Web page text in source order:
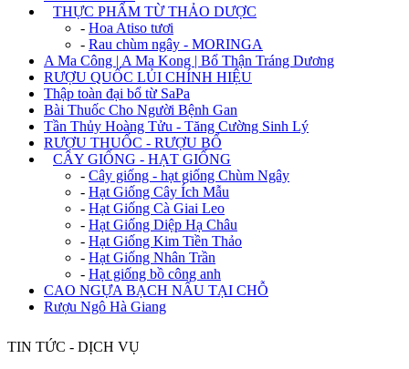
THỰC PHẨM TỪ THẢO DƯỢC
- Hoa Atiso tươi
- Rau chùm ngây - MORINGA
A Ma Công | A Ma Kong | Bổ Thận Tráng Dương
RƯỢU QUỐC LỦI CHÍNH HIỆU
Thập toàn đại bổ từ SaPa
Bài Thuốc Cho Người Bệnh Gan
Tần Thủy Hoàng Tửu - Tăng Cường Sinh Lý
RƯỢU THUỐC - RƯỢU BỔ
CÂY GIỐNG - HẠT GIỐNG
- Cây giống - hạt giống Chùm Ngây
- Hạt Giống Cây Ích Mẫu
- Hạt Giống Cà Giai Leo
- Hạt Giống Diệp Hạ Châu
- Hạt Giống Kim Tiền Thảo
- Hạt Giống Nhân Trần
- Hạt giống bồ công anh
CAO NGỰA BẠCH NẤU TẠI CHỖ
Rượu Ngô Hà Giang
TIN TỨC - DỊCH VỤ